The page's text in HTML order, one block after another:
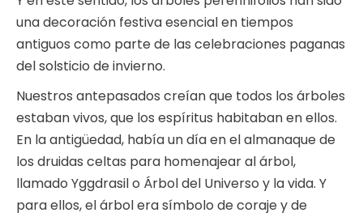
una decoración festiva esencial en tiempos
antiguos como parte de las celebraciones paganas
del solsticio de invierno.
Nuestros antepasados creían que todos los árboles
estaban vivos, que los espíritus habitaban en ellos.
En la antigüedad, había un día en el almanaque de
los druidas celtas para homenajear al árbol,
llamado Yggdrasil o Árbol del Universo y la vida. Y
para ellos, el árbol era símbolo de coraje y de